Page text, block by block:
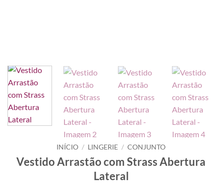
INÍCIO / LINGERIE / CONJUNTO
Vestido Arrastão com Strass Abertura
Lateral